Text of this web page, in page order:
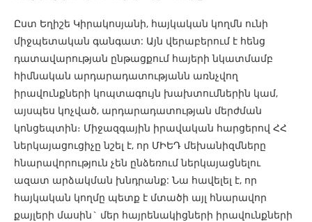
Ըստ Եղիշե Կիրակոսյանի, հայկական կողմն ունի
միջպետական գանգատ: Այն վերաբերում է հենց
դատավարության ընթացքում հայերի նկատմամբ
հիմնական արդարադատությանն առնչվող
իրավունքների կոպտագույն խախտումներին կամ,
այսպես կոչված, արդարադատության մերժման
կոնցեպտին։ Միջազգային իրավական հարցերով ՀՀ
ներկայացուցիչը նշել է, որ ՄԻԵԴ մեխանիզմները
հնարավորություն չեն ընձեռում ներկայացնելու
ազատ արձակման խնդրանք: Նա հավելել է, որ
հայկական կողմը պետք է մտածի այլ հնարավոր
քայլերի մասին` մեր հայրենակիցների իրավունքների